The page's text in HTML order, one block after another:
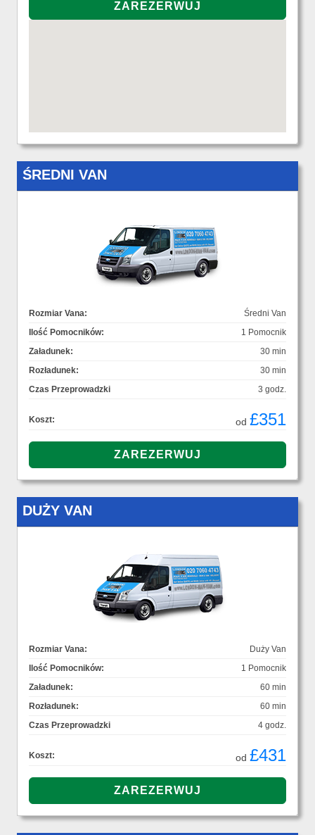
ŚREDNI VAN
Rozmiar Vana:
Średni Van
Ilość Pomocników:
1 Pomocnik
Załadunek:
30 min
Rozładunek:
30 min
Czas Przeprowadzki
3 godz.
Koszt: od £351
DUŻY VAN
Rozmiar Vana:
Duży Van
Ilość Pomocników:
1 Pomocnik
Załadunek:
60 min
Rozładunek:
60 min
Czas Przeprowadzki
4 godz.
Koszt: od £431